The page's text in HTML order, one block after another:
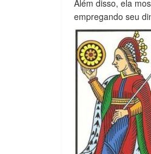
Além disso, ela
empregando seu